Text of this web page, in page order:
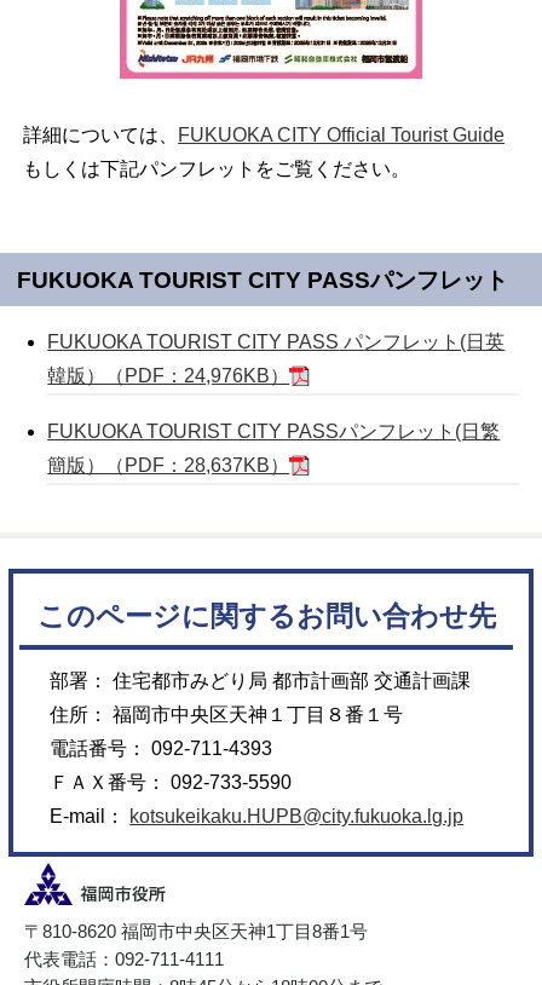
詳細については、
FUKUOKA CITY Official Tourist Guide
もしくは下記パンフレットをご覧ください。
FUKUOKA TOURIST CITY PASSパンフレット
FUKUOKA TOURIST CITY PASS パンフレット(日英
韓版）（PDF：24,976KB）
FUKUOKA TOURIST CITY PASSパンフレット(日繁
簡版）（PDF：28,637KB）
このページに関するお問い合わせ先
部署： 住宅都市みどり局 都市計画部 交通計画課
住所： 福岡市中央区天神１丁目８番１号
電話番号： 092-711-4393
ＦＡＸ番号： 092-733-5590
E-mail：
kotsukeikaku.HUPB@city.fukuoka.lg.jp
〒810-8620 福岡市中央区天神1丁目8番1号
代表電話：092-711-4111